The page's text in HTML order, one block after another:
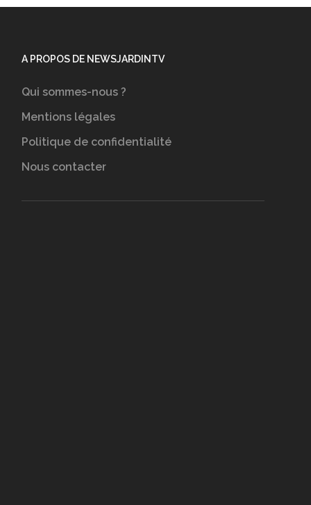
A PROPOS DE NEWSJARDINTV
Qui sommes-nous ?
Mentions légales
Politique de confidentialité
Nous contacter